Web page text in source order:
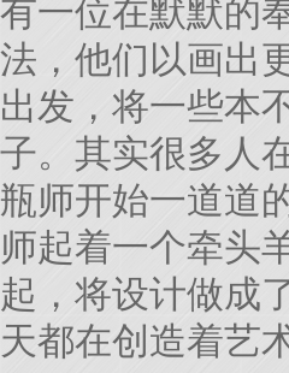
有一位在默默的
法，他们以画出
出发，将一些本
子。其实很多人
瓶师开始一道道
师起着一个牵头
起，将设计做成
天都在创造着艺